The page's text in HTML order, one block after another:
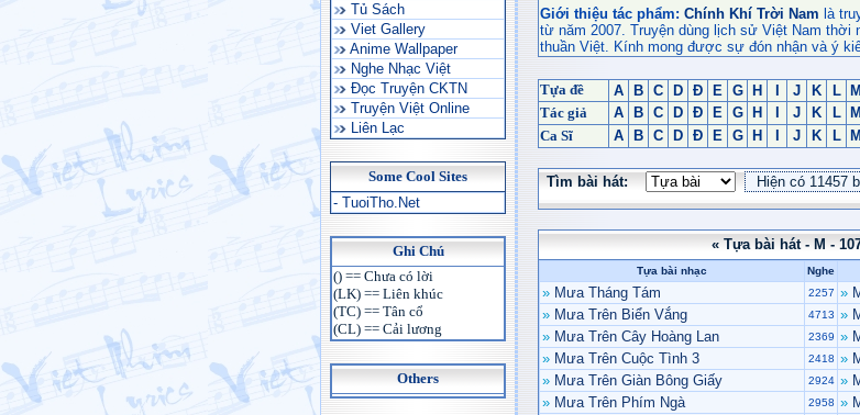
Tủ Sách
Viet Gallery
Anime Wallpaper
Nghe Nhạc Việt
Đọc Truyện CKTN
Truyện Việt Online
Liên Lạc
Some Cool Sites
- TuoiTho.Net
Ghi Chú
() == Chưa có lời
(LK) == Liên khúc
(TC) == Tân cổ
(CL) == Cải lương
Others
Giới thiệu tác phẩm: Chính Khí Trời Nam là
từ năm 2007. Truyện dùng lịch sử Việt Nam thời
thuần Việt. Kính mong được sự đón nhận và ý
Tựa đề A B C D Đ E G H J K L M
Tác giả
A B C D Đ E G H J K L M
Ca Sĩ
A B C D Đ E G H J K L M
Tìm bài hát:
« Tựa bài hát - M -
Tựa bài nhạc Nghe
» Mưa Tháng Tám 2257 »
» Mưa Trên Biển Vắng 4713 »
» Mưa Trên Cây Hoàng Lan 2369 »
» Mưa Trên Cuộc Tình 3 2418 »
» Mưa Trên Giàn Bông Giấy 2924 »
» Mưa Trên Phím Ngà 2958 »